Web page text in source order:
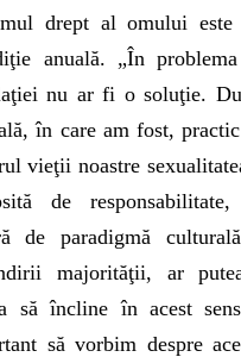
drept al omului
anuală. „În
nu ar fi o soluţie.
în care am fost,
vieţii noastre
de
de paradigmă
majorităţii, ar
să încline în acest
să vorbim despre